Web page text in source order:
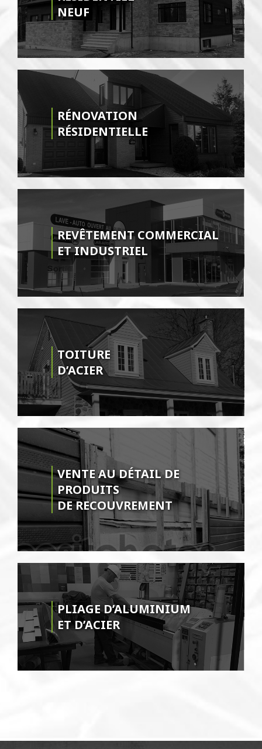
NEUF
RÉNOVATION
RÉSIDENTIELLE
REVÊTEMENT COMMERCIAL
ET INDUSTRIEL
TOITURE
D’ACIER
VENTE AU DÉTAIL DE
PRODUITS
DE RECOUVREMENT
PLIAGE D’ALUMINIUM
ET D’ACIER